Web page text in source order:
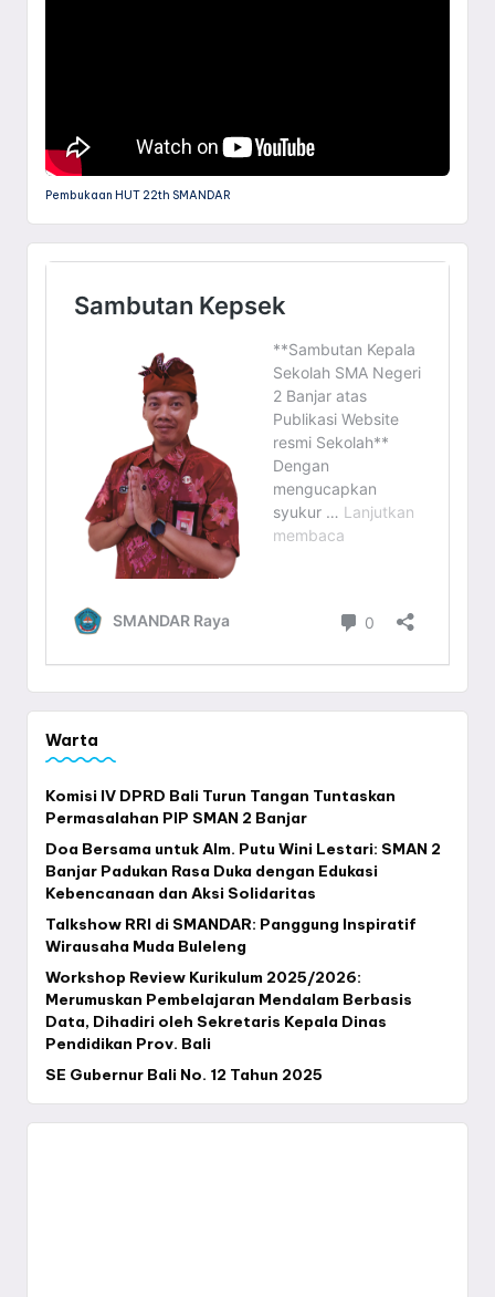
Pembukaan HUT 22th SMANDAR
Warta
Komisi IV DPRD Bali Turun Tangan Tuntaskan
Permasalahan PIP SMAN 2 Banjar
Doa Bersama untuk Alm. Putu Wini Lestari: SMAN 2
Banjar Padukan Rasa Duka dengan Edukasi
Kebencanaan dan Aksi Solidaritas
Talkshow RRI di SMANDAR: Panggung Inspiratif
Wirausaha Muda Buleleng
Workshop Review Kurikulum 2025/2026:
Merumuskan Pembelajaran Mendalam Berbasis
Data, Dihadiri oleh Sekretaris Kepala Dinas
Pendidikan Prov. Bali
SE Gubernur Bali No. 12 Tahun 2025